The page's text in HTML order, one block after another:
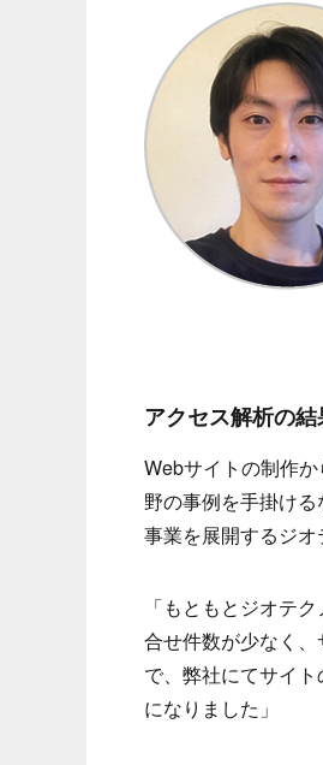
アクセス解析の
Webサイトの制作
野の事例を手掛け
事業を展開するジオ
「もともとジオテ
合せ件数が少なく
で、弊社にてサイ
になりました」